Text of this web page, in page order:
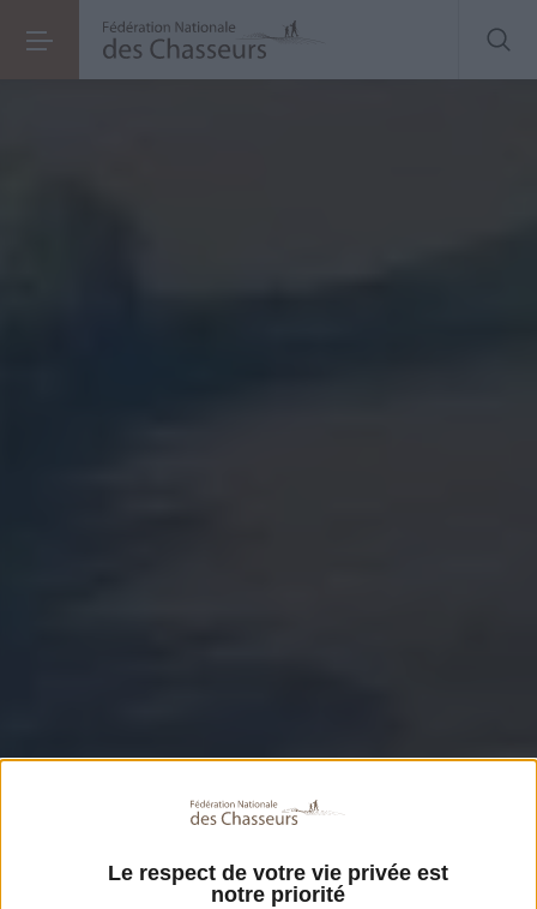
Le respect de votre vie privée est
notre priorité